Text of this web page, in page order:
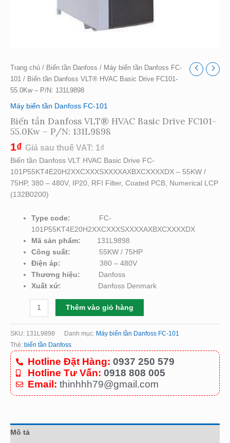
Trang chủ / Biến tần Danfoss / Máy biến tần Danfoss FC-
101 / Biến tần Danfoss VLT® HVAC Basic Drive FC101-
55.0Kw – P/N: 131L9898
Máy biến tần Danfoss FC-101
Biến tần Danfoss VLT® HVAC Basic Drive FC101-
55.0Kw – P/N: 131L9898
1₫ Giá sau thuế VAT: 1₫
Biến tần Danfoss VLT HVAC Basic Drive FC-
101P55KT4E20H2XXCXXXSXXXXAXBXCXXXXDX – 55KW /
75HP, 380 – 480V, IP20, RFI Filter, Coated PCB, Numerical LCP
(132B0200)
Type code:
FC-
101P55KT4E20H2XXCXXXSXXXXAXBXCXXXXDX
Mã sản phẩm: 131L9898
Công suất: 55KW / 75HP
Điện áp:380 – 480V
Thương hiệu:
Danfoss
Xuất xứ:
Danfoss Denmark
Thêm vào giỏ hàng
SKU: 131L9898 Danh mục: Máy biến tần Danfoss FC-101
Thẻ: biến tần Danfoss
Hotline Đặt Hàng: 0937 250 579
Hotline Tư Vấn: 0918 808 005
Email: thinhhh79@gmail.com
Mô tả